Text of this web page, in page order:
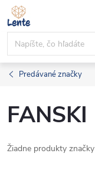
Prejsť
na
obsah
Predávané značky
FANSKI
Žiadne produkty značky